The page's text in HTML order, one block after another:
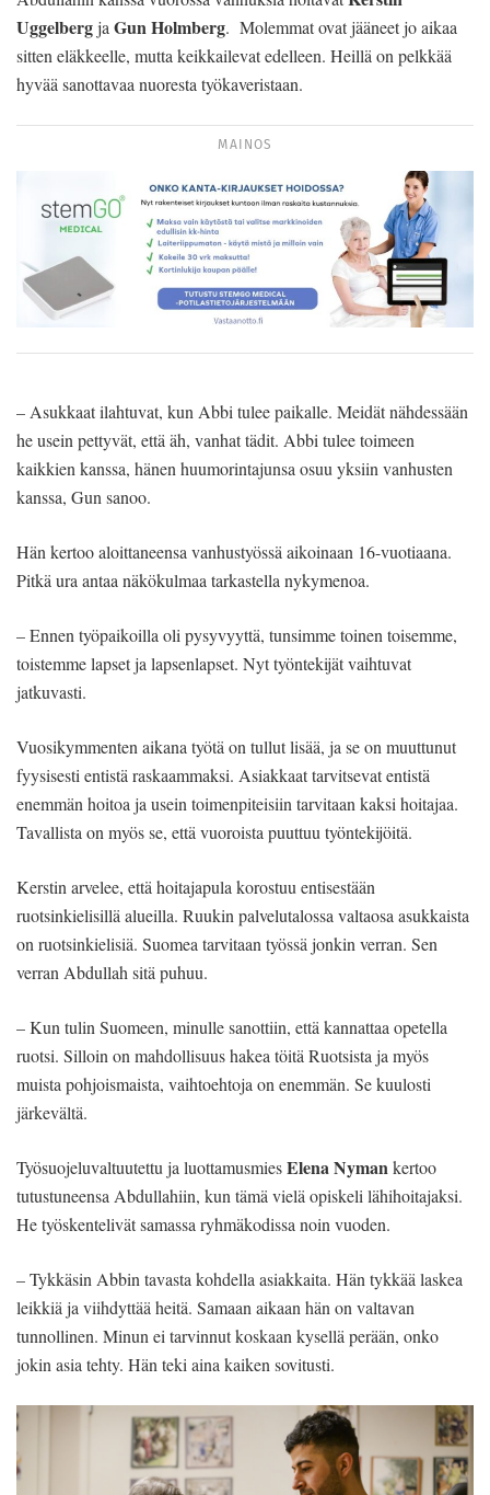
UggelbergjaGun Holmberg. Molemmat ovat jääneet jo aikaa
sitten eläkkeelle, mutta keikkailevat edelleen. Heillä on pelkkää
hyvää sanottavaa nuoresta työkaveristaan.
MAINOS
– Asukkaat ilahtuvat, kun Abbi tulee paikalle. Meidät nähdessään
he usein pettyvät, että äh, vanhat tädit. Abbi tulee toimeen
kaikkien kanssa, hänen huumorintajunsa osuu yksiin vanhusten
kanssa, Gun sanoo.
Hän kertoo aloittaneensa vanhustyössä aikoinaan 16-vuotiaana.
Pitkä ura antaa näkökulmaa tarkastella nykymenoa.
– Ennen työpaikoilla oli pysyvyyttä, tunsimme toinen toisemme,
toistemme lapset ja lapsenlapset. Nyt työntekijät vaihtuvat
jatkuvasti.
Vuosikymmenten aikana työtä on tullut lisää, ja se on muuttunut
fyysisesti entistä raskaammaksi. Asiakkaat tarvitsevat entistä
enemmän hoitoa ja usein toimenpiteisiin tarvitaan kaksi hoitajaa.
Tavallista on myös se, että vuoroista puuttuu työntekijöitä.
Kerstin arvelee, että hoitajapula korostuu entisestään
ruotsinkielisillä alueilla. Ruukin palvelutalossa valtaosa asukkaista
on ruotsinkielisiä. Suomea tarvitaan työssä jonkin verran. Sen
verran Abdullah sitä puhuu.
– Kun tulin Suomeen, minulle sanottiin, että kannattaa opetella
ruotsi. Silloin on mahdollisuus hakea töitä Ruotsista ja myös
muista pohjoismaista, vaihtoehtoja on enemmän. Se kuulosti
järkevältä.
Työsuojeluvaltuutettu ja luottamusmiesElena Nymankertoo
tutustuneensa Abdullahiin, kun tämä vielä opiskeli lähihoitajaksi.
He työskentelivät samassa ryhmäkodissa noin vuoden.
– Tykkäsin Abbin tavasta kohdella asiakkaita. Hän tykkää laskea
leikkiä ja viihdyttää heitä. Samaan aikaan hän on valtavan
tunnollinen. Minun ei tarvinnut koskaan kysellä perään, onko
jokin asia tehty. Hän teki aina kaiken sovitusti.